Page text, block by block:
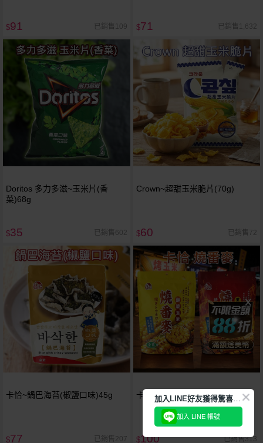
$91 已銷售109 $71 已銷售1,632
Doritos 多力多滋~玉米片(香
菜)68g
$35 已銷售602
Crown~超甜玉米脆片(70g)
$60 已銷售72
卡恰~鍋巴海苔(椒鹽口味)45g
$77 已銷售207
卡恰~燒番麥(70g) 款式可選
$100 已銷售313
加
入LINE好友獲得驚喜折扣!
加入 LINE 帳號